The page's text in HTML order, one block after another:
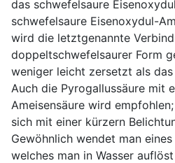
das schwefelsaure
schwefelsaure Eisenoxydul-
wird die letztgenannte
doppeltschwefelsaurer Form
weniger leicht zersetzt als
Auch die Pyrogallussäure mit
Ameisensäure wird
sich mit einer kürzern
Gewöhnlich wendet man
welches man in Wasser